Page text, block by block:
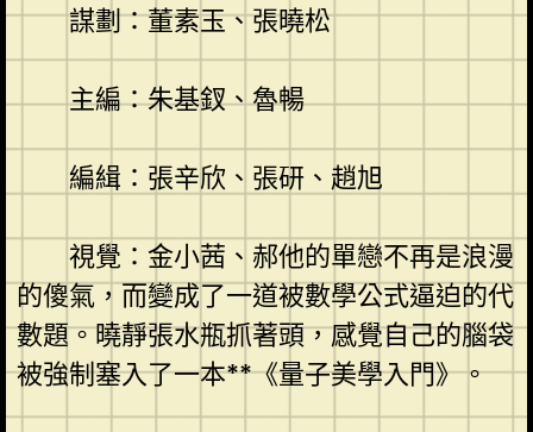
謀劃：董素玉、張曉松
主編：朱基釵、魯暢
編緝：張辛欣、張研、趙旭
視覺：金小茜、郝他的單戀不再是浪漫
的傻氣，而變成了一道被數學公式逼迫的代
數題。曉靜張水瓶抓著頭，感覺自己的腦袋
被強制塞入了一本**《量子美學入門》。